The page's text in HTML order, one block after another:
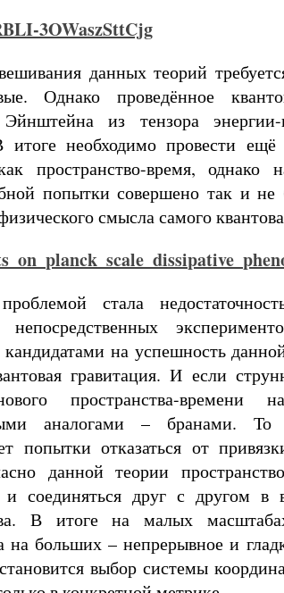
данных теорий
Однако проведённое
из тензора
итоге необходимо провести ещё
пространство-время,
попытки совершено так и
смысла самого
стала
непосредственных
на успешность
гравитация. И если
пространства-
аналогами – бранами. То
попытки отказаться от
данной теории
и соединяться друг с другом в
В итоге на малых
на больших – непрерывное и
выбор системы